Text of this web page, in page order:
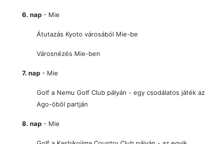
6. nap - Mie
Átutazás Kyoto városából Mie-be
Városnézés Mie-ben
7. nap - Mie
Golf a Nemu Golf Club pályán - egy csodálatos játék az
Ago-öböl partján
8. nap - Mie